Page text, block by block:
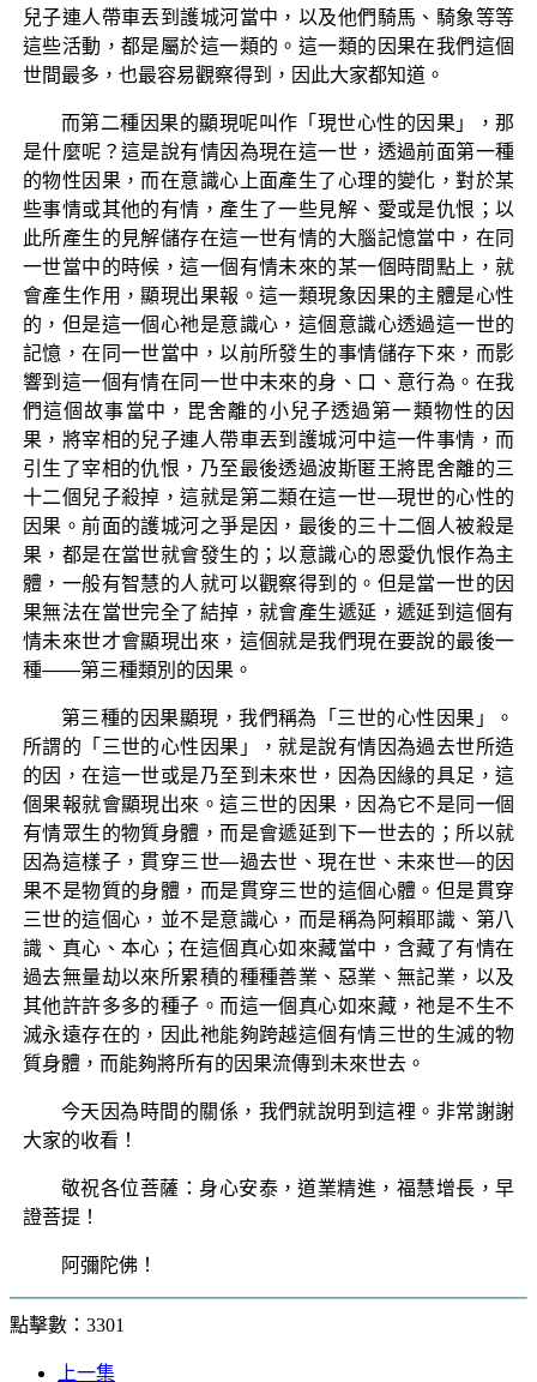
兒子連人帶車丟到護城河當中，以及他們騎馬、騎象等等
這些活動，都是屬於這一類的。這一類的因果在我們這個
世間最多，也最容易觀察得到，因此大家都知道。
而第二種因果的顯現呢叫作「現世心性的因果」，那
是什麼呢？這是說有情因為現在這一世，透過前面第一種
的物性因果，而在意識心上面產生了心理的變化，對於某
些事情或其他的有情，產生了一些見解、愛或是仇恨；以
此所產生的見解儲存在這一世有情的大腦記憶當中，在同
一世當中的時候，這一個有情未來的某一個時間點上，就
會產生作用，顯現出果報。這一類現象因果的主體是心性
的，但是這一個心祂是意識心，這個意識心透過這一世的
記憶，在同一世當中，以前所發生的事情儲存下來，而影
響到這一個有情在同一世中未來的身、口、意行為。在我
們這個故事當中，毘舍離的小兒子透過第一類物性的因
果，將宰相的兒子連人帶車丟到護城河中這一件事情，而
引生了宰相的仇恨，乃至最後透過波斯匿王將毘舍離的三
十二個兒子殺掉，這就是第二類在這一世—現世的心性的
因果。前面的護城河之爭是因，最後的三十二個人被殺是
果，都是在當世就會發生的；以意識心的恩愛仇恨作為主
體，一般有智慧的人就可以觀察得到的。但是當一世的因
果無法在當世完全了結掉，就會產生遞延，遞延到這個有
情未來世才會顯現出來，這個就是我們現在要說的最後一
種——第三種類別的因果。
第三種的因果顯現，我們稱為「三世的心性因果」。
所謂的「三世的心性因果」，就是說有情因為過去世所造
的因，在這一世或是乃至到未來世，因為因緣的具足，這
個果報就會顯現出來。這三世的因果，因為它不是同一個
有情眾生的物質身體，而是會遞延到下一世去的；所以就
因為這樣子，貫穿三世—過去世、現在世、未來世—的因
果不是物質的身體，而是貫穿三世的這個心體。但是貫穿
三世的這個心，並不是意識心，而是稱為阿賴耶識、第八
識、真心、本心；在這個真心如來藏當中，含藏了有情在
過去無量劫以來所累積的種種善業、惡業、無記業，以及
其他許許多多的種子。而這一個真心如來藏，祂是不生不
滅永遠存在的，因此祂能夠跨越這個有情三世的生滅的物
質身體，而能夠將所有的因果流傳到未來世去。
今天因為時間的關係，我們就說明到這裡。非常謝謝
大家的收看！
敬祝各位菩薩：身心安泰，道業精進，福慧增長，早
證菩提！
阿彌陀佛！
點擊數：3301
上一集